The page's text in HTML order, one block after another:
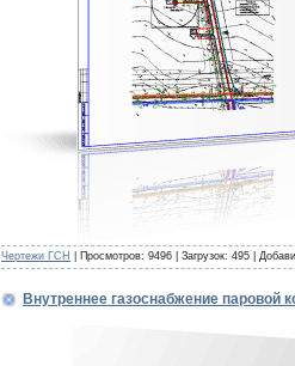
Чертежи ГСН | Просмотров: 9496 | Загрузок: 495 |
Внутреннее газоснабжение паровой